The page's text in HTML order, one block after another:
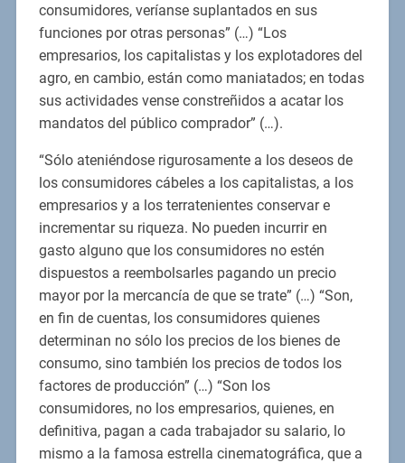
consumidores, veríanse suplantados en sus
funciones por otras personas” (…) “Los
empresarios, los capitalistas y los explotadores del
agro, en cambio, están como maniatados; en todas
sus actividades vense constreñidos a acatar los
mandatos del público comprador” (…).
“Sólo ateniéndose rigurosamente a los deseos de
los consumidores cábeles a los capitalistas, a los
empresarios y a los terratenientes conservar e
incrementar su riqueza. No pueden incurrir en
gasto alguno que los consumidores no estén
dispuestos a reembolsarles pagando un precio
mayor por la mercancía de que se trate” (…) “Son,
en fin de cuentas, los consumidores quienes
determinan no sólo los precios de los bienes de
consumo, sino también los precios de todos los
factores de producción” (…) “Son los
consumidores, no los empresarios, quienes, en
definitiva, pagan a cada trabajador su salario, lo
mismo a la famosa estrella cinematográfica, que a